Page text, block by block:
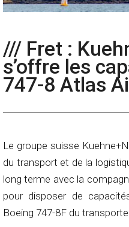
/// Fret :
s’offre les
747-8 Atlas
Le groupe suisse
du transport et de la
long terme avec la
pour disposer de
Boeing 747-8F du